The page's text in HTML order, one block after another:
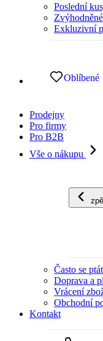
Poslední
Exkluzivní
Oblíbené
Prodejny
Pro firmy
Pro B2B
Vše o nákupu
Často se
Doprava a
Vrácení
Obchodní
Kontakt